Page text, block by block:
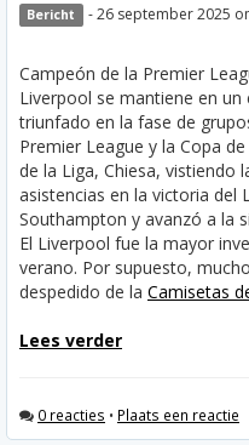
Bericht - 26 september 2025
Campeón de la Premier
Liverpool se mantiene en
triunfado en la fase de
Premier League y la Copa
de la Liga, Chiesa, vistiendo
asistencias en la victoria del
Southampton y avanzó a la
El Liverpool fue la mayor
verano. Por supuesto,
despedido de la Camisetas
Lees verder
0 reacties • Plaats een reactie